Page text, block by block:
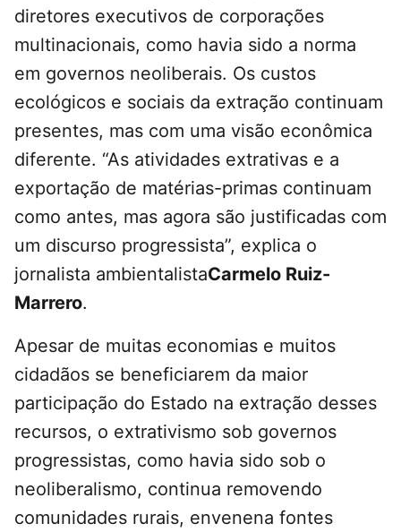
diretores executivos de corporações
multinacionais, como havia sido a norma
em governos neoliberais. Os custos
ecológicos e sociais da extração continuam
presentes, mas com uma visão econômica
diferente. “As atividades extrativas e a
exportação de matérias-primas continuam
como antes, mas agora são justificadas com
um discurso progressista”, explica o
jornalista ambientalistaCarmelo Ruiz-
Marrero.
Apesar de muitas economias e muitos
cidadãos se beneficiarem da maior
participação do Estado na extração desses
recursos, o extrativismo sob governos
progressistas, como havia sido sob o
neoliberalismo, continua removendo
comunidades rurais, envenena fontes